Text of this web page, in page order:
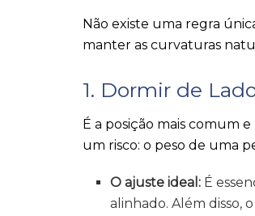
Não existe uma regra
manter as curvaturas
1. Dormir de
É a posição mais comum
um risco: o peso de uma
O ajuste ideal: É
alinhado. Além disso,